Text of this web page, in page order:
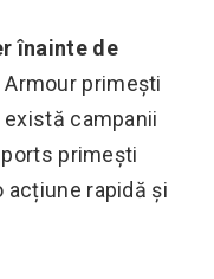
înainte de
Armour primești
există campanii
primești
acțiune rapidă și